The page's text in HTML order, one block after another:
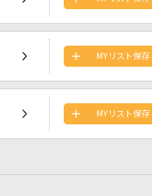
MYリスト保存
MYリスト保存